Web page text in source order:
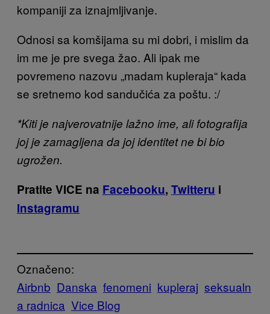
kompaniji za iznajmljivanje.
Odnosi sa komšijama su mi dobri, i mislim da
im me je pre svega žao. Ali ipak me
povremeno nazovu „madam kupleraja“ kada
se sretnemo kod sandučića za poštu. :/
*Kiti je najverovatnije lažno ime, ali fotografija
joj je zamagljena da joj identitet ne bi bio
ugrožen.
Pratite VICE na Facebooku, Twitteru i
Instagramu
Označeno:
Airbnb Danska fenomeni kupleraj seksualn
a radnica Vice Blog